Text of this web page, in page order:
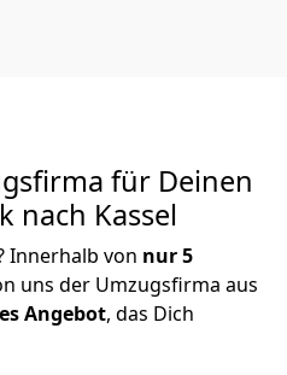
für Deinen
nach Kassel
Innerhalb von nur 5
uns der Umzugsfirma aus
Angebot, das Dich